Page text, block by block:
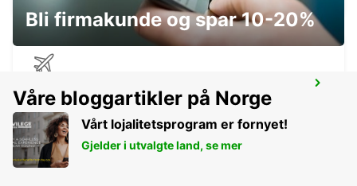
ROCKHAMPTON AIRPORT
ROCKHAMPTON - AUSTRALIA
Bli firmakunde og spar 10-20%
Våre bloggartikler på Norge
Vårt lojalitetsprogram er fornyet!
Gjelder i utvalgte land, se mer